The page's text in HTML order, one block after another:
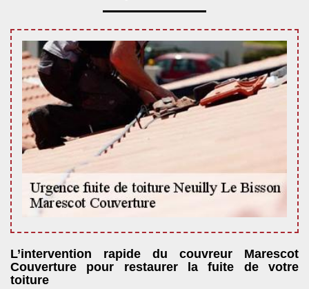
L’intervention rapide du couvreur Marescot
Couverture pour restaurer la fuite de votre
toiture